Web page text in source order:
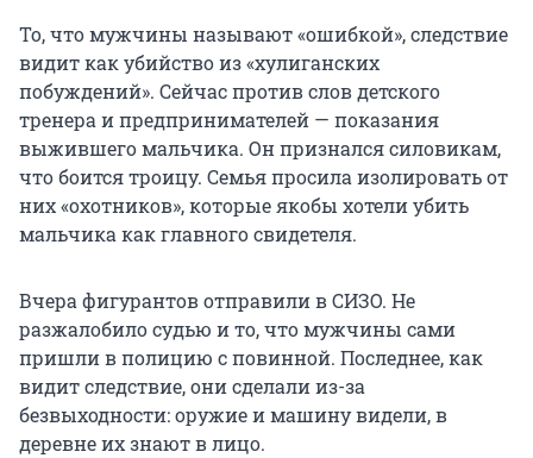
То, что мужчины называют «ошибкой», следствие
видит как убийство из «хулиганских
побуждений». Сейчас против слов детского
тренера и предпринимателей — показания
выжившего мальчика. Он признался силовикам,
что боится троицу. Семья просила изолировать от
них «охотников», которые якобы хотели убить
мальчика как главного свидетеля.
Вчера фигурантов отправили в СИЗО. Не
разжалобило судью и то, что мужчины сами
пришли в полицию с повинной. Последнее, как
видит следствие, они сделали из-за
безвыходности: оружие и машину видели, в
деревне их знают в лицо.